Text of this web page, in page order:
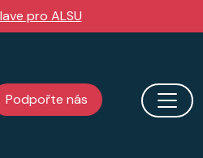
pro ALSU
Podpořte nás